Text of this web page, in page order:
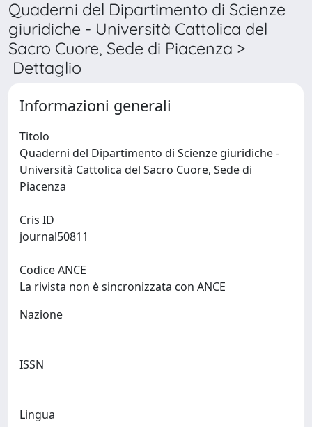
Quaderni del Dipartimento di Scienze
giuridiche - Università Cattolica del
Sacro Cuore, Sede di Piacenza >
Dettaglio
Informazioni generali
Titolo
Quaderni del Dipartimento di Scienze giuridiche -
Università Cattolica del Sacro Cuore, Sede di
Cris ID
Codice ANCE
La rivista non è sincronizzata con ANCE
Nazione
ISSN
Lingua